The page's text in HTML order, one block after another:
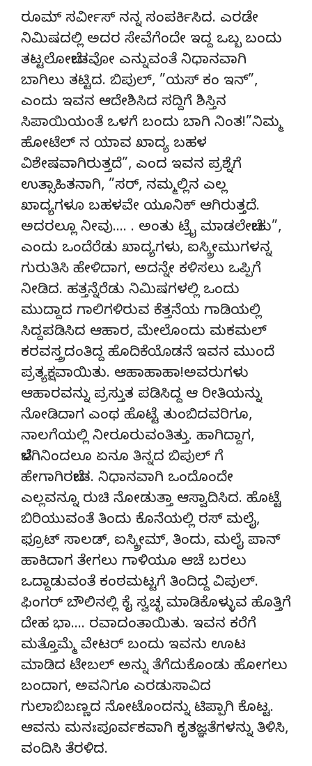
ರೂಮ್ ಸರ್ವೀಸ್ ನನ್ನ ಸಂಪರ್ಕಿಸಿದ. ಎರಡೇ
ನಿಮಿಷದಲ್ಲಿ ಅದರ ಸೇವೆಗೆಂದೇ ಇದ್ದ ಒಬ್ಬ ಬಂದು
ತಟ್ಟಲೋಬೇಡವೋ ಎನ್ನುವಂತೆ ನಿಧಾನವಾಗಿ
ಬಾಗಿಲು ತಟ್ಟಿದ. ಬಿಪುಲ್, ”ಯಸ್ ಕಂ ಇನ್”,
ಎಂದು ಇವನ ಆದೇಶಿಸಿದ ಸದ್ದಿಗೆ ಶಿಸ್ತಿನ
ಸಿಪಾಯಿಯಂತೆ ಒಳಗೆ ಬಂದು ಬಾಗಿ ನಿಂತ!”ನಿಮ್ಮ
ಹೋಟೆಲ್ ನ ಯಾವ ಖಾದ್ಯ ಬಹಳ
ವಿಶೇಷವಾಗಿರುತ್ತದೆ”, ಎಂದ ಇವನ ಪ್ರಶ್ನೆಗೆ
ಉತ್ಸಾಹಿತನಾಗಿ, ”ಸರ್, ನಮ್ಮಲ್ಲಿನ ಎಲ್ಲ
ಖಾದ್ಯಗಳೂ ಬಹಳವೇ ಯೂನಿಕ್ ಆಗಿರುತ್ತದೆ.
ಅದರಲ್ಲೂ ನೀವು…. . ಅಂತು ಟ್ರೈ ಮಾಡಲೇಬೇಕು”,
ಎಂದು ಒಂದೆರೆಡು ಖಾದ್ಯಗಳು, ಐಸ್ಕ್ರೀಮುಗಳನ್ನ
ಗುರುತಿಸಿ ಹೇಳಿದಾಗ, ಅದನ್ನೇ ಕಳಿಸಲು ಒಪ್ಪಿಗೆ
ನೀಡಿದ. ಹತ್ತನ್ನೆರೆಡು ನಿಮಿಷಗಳಲ್ಲಿ ಒಂದು
ಮುದ್ದಾದ ಗಾಲಿಗಳಿರುವ ಕೆತ್ತನೆಯ ಗಾಡಿಯಲ್ಲಿ
ಸಿದ್ದಪಡಿಸಿದ ಆಹಾರ, ಮೇಲೊಂದು ಮಕಮಲ್
ಕರವಸ್ತ್ರದಂತಿದ್ದ ಹೊದಿಕೆಯೊಡನೆ ಇವನ ಮುಂದೆ
ಪ್ರತ್ಯಕ್ಷವಾಯಿತು. ಆಹಾಹಾಹಾ!ಅವರುಗಳು
ಆಹಾರವನ್ನು ಪ್ರಸ್ತುತ ಪಡಿಸಿದ್ದ ಆ ರೀತಿಯನ್ನು
ನೋಡಿದಾಗ ಎಂಥ ಹೊಟ್ಟೆ ತುಂಬಿದವರಿಗೂ,
ನಾಲಗೆಯಲ್ಲಿ ನೀರೂರುವಂತಿತ್ತು. ಹಾಗಿದ್ದಾಗ,
ಬೆಳಗಿನಿಂದಲೂ ಏನೂ ತಿನ್ನದ ಬಿಪುಲ್ ಗೆ
ಹೇಗಾಗಿರಬೇಡ. ನಿಧಾನವಾಗಿ ಒಂದೊಂದೇ
ಎಲ್ಲವನ್ನೂ ರುಚಿ ನೋಡುತ್ತಾ ಆಸ್ವಾದಿಸಿದ. ಹೊಟ್ಟೆ
ಬಿರಿಯುವಂತೆ ತಿಂದು ಕೊನೆಯಲ್ಲಿ ರಸ್ ಮಲೈ,
ಫ್ರೂಟ್ ಸಾಲಡ್, ಐಸ್ಕ್ರೀಮ್, ತಿಂದು, ಮಲೈ ಪಾನ್
ಹಾಕಿದಾಗ ತೇಗಲು ಗಾಳಿಯೂ ಆಚೆ ಬರಲು
ಒದ್ದಾಡುವಂತೆ ಕಂಠಮಟ್ಟಗೆ ತಿಂದಿದ್ದ ವಿಪುಲ್.
ಫಿಂಗರ್ ಬೌಲಿನಲ್ಲಿ ಕೈ ಸ್ವಚ್ಛ ಮಾಡಿಕೊಳ್ಳುವ ಹೊತ್ತಿಗೆ
ದೇಹ ಭಾ…. ರವಾದಂತಾಯಿತು. ಇವನ ಕರೆಗೆ
ಮತ್ತೊಮ್ಮೆ ವೇಟರ್ ಬಂದು ಇವನು ಊಟ
ಮಾಡಿದ ಟೇಬಲ್ ಅನ್ನು ತೆಗೆದುಕೊಂಡು ಹೋಗಲು
ಬಂದಾಗ, ಅವನಿಗೂ ಎರಡುಸಾವಿದ
ಗುಲಾಬಿಬಣ್ಣದ ನೋಟೊಂದನ್ನು ಟಿಪ್ಪಾಗಿ ಕೊಟ್ಟ.
ಆವನು ಮನಃಪೂರ್ವಕವಾಗಿ ಕೃತಜ್ಞತೆಗಳನ್ನು ತಿಳಿಸಿ,
ವಂದಿಸಿ ತೆರಳಿದ.